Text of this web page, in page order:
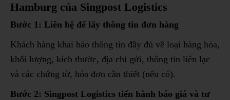
Hamburg của Singpost Logistics
Bước 1: Liên hệ để lấy thông tin đơn hàng
Khách hàng khai báo thông tin đầy đủ về loại hàng hóa,
khối lượng, kích thước, địa chỉ gửi, thông tin liên lạc
và các chứng từ, hóa đơn cần thiết (nếu có).
Bước 2: Singpost Logistics tiến hành báo giá và tư